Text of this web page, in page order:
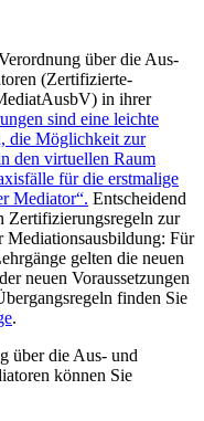
über die Aus-
(Zertifizierte-
in ihrer
sind eine leichte
die Möglichkeit zur
den virtuellen Raum
für die erstmalige
Mediator“. Entscheidend
Zertifizierungsregeln zur
Mediationsausbildung: Für
gelten die neuen
neuen Voraussetzungen
finden Sie
.
über die Aus- und
können Sie